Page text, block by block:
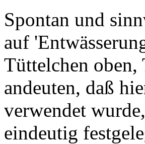
Spontan und
auf
Tüttelchen
andeuten, daß
verwendet
eindeutig